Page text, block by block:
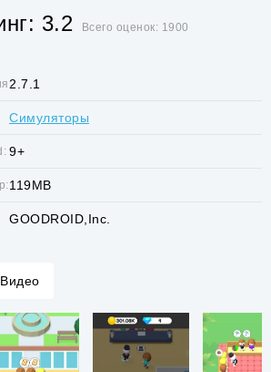
3.2 Всего оценок: 1900
2.7.1
Симуляторы
9+
119MB
GOODROID,Inc.
Видео